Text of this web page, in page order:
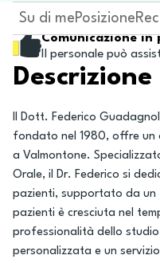
Su di mePosizione
Comunicazione in
Il personale può
Il Dott. Federico
fondato nel 1980, offre un
a Valmontone.
Orale, il Dr. Federico si
pazienti, supportato da un
pazienti è cresciuta nel
professionalità dello
personalizzata e un